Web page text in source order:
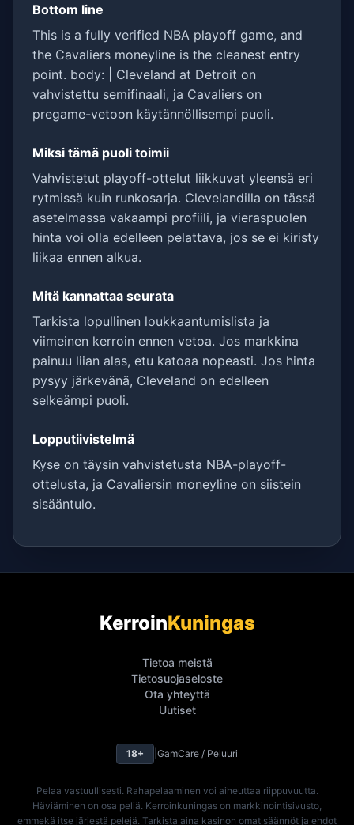
Bottom line
This is a fully verified NBA playoff game, and
the Cavaliers moneyline is the cleanest entry
point. body: | Cleveland at Detroit on
vahvistettu semifinaali, ja Cavaliers on
pregame-vetoon käytännöllisempi puoli.
Miksi tämä puoli toimii
Vahvistetut playoff-ottelut liikkuvat yleensä eri
rytmissä kuin runkosarja. Clevelandilla on tässä
asetelmassa vakaampi profiili, ja vieraspuolen
hinta voi olla edelleen pelattava, jos se ei kiristy
liikaa ennen alkua.
Mitä kannattaa seurata
Tarkista lopullinen loukkaantumislista ja
viimeinen kerroin ennen vetoa. Jos markkina
painuu liian alas, etu katoaa nopeasti. Jos hinta
pysyy järkevänä, Cleveland on edelleen
selkeämpi puoli.
Lopputiivistelmä
Kyse on täysin vahvistetusta NBA-playoff-
ottelusta, ja Cavaliersin moneyline on siistein
sisääntulo.
KerroinKuningas
Tietoa meistä
Tietosuojaseloste
Ota yhteyttä
Uutiset
18+ GamCare / Peluuri
Pelaa vastuullisesti. Rahapelaaminen voi aiheuttaa riippuvuutta.
Häviäminen on osa peliä. Kerroinkuningas on markkinointisivusto,
emmekä itse järjestä pelejä. Tarkista aina kasinon omat säännöt ja ehdot